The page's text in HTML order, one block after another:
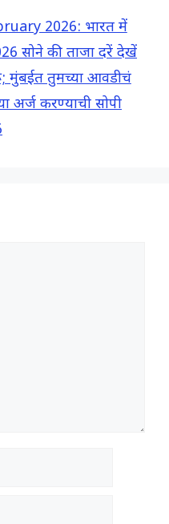
2026: भारत में
सोने की ताजा दरें देखें
मुंबईत तुमच्या आवडीचं
करण्याची सोपी